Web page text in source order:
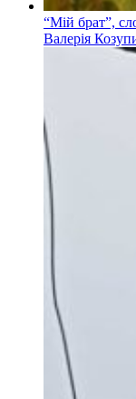
“Мій брат”,
Валерія